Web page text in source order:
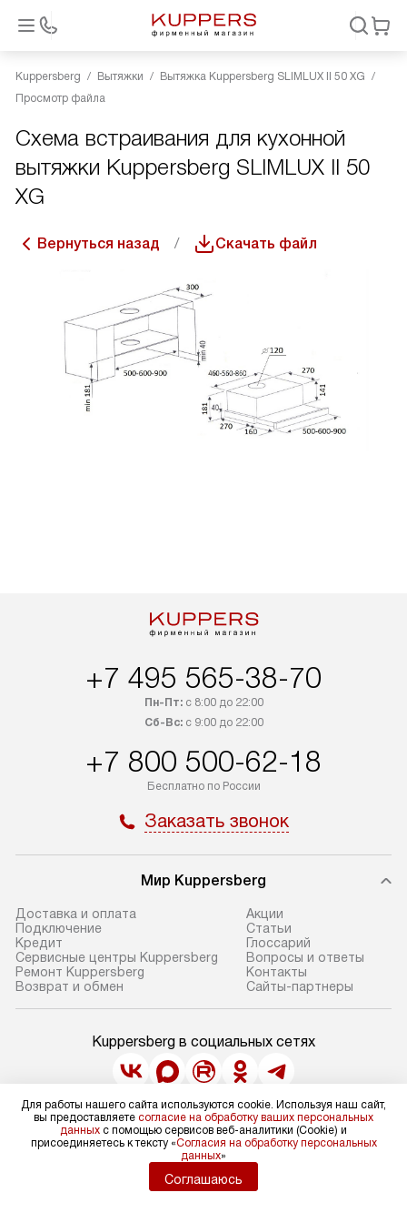
Kuppersberg Вытяжки
Вытяжка Kuppersberg SLIMLUX II 50 XG
Просмотр файла
Схема встраивания для кухонной
вытяжки Kuppersberg SLIMLUX II 50
XG
Вернуться назад Скачать файл
+7 495 565-38-70
Пн-Пт:с 8:00 до 22:00
Сб-Вс:с 9:00 до 22:00
+7 800 500-62-18
Бесплатно по России
Заказать звонок
Мир Kuppersberg
Доставка и оплата
Подключение
Кредит
Сервисные центры Kuppersberg
Ремонт Kuppersberg
Возврат и обмен
Акции
Cтатьи
Глоссарий
Вопросы и ответы
Контакты
Сайты-партнеры
Kuppersberg в социальных сетях
Для физических лиц
shop@kuppers-russia.ru
Для юридических лиц
business@kvalitet.company
Для работы нашего сайта используются cookie. Используя наш сайт,
вы предоставляете согласие на обработку ваших персональных
данных с помощью сервисов веб-аналитики (Cookie) и
присоединяетесь к тексту «Согласия на обработку персональных
данных»
Соглашаюсь